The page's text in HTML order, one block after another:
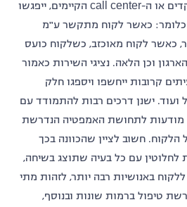
נציגי שירות בכל סוגי המוקדים או ה-call center הקיימים, ייפגשו
כאשר לקוח מתקשר ע"מ
כאשר לקוח מאוכזב, כשלקוח כועס
וכן הלאה. נציגי השירות כאמור
קרובות ייחשפו ויספגו חלק
ישנן דרכים רבות להתמודד עם
לתחושת האמפטיה הנדרשת
חשוב לציין שהכוונה בכך
לחלוטין עם כל בעיה שתוצג בשיחה,
באנושיות רבה יותר, לזהות מתי
טיפול ברמות שונות ובנוסף,